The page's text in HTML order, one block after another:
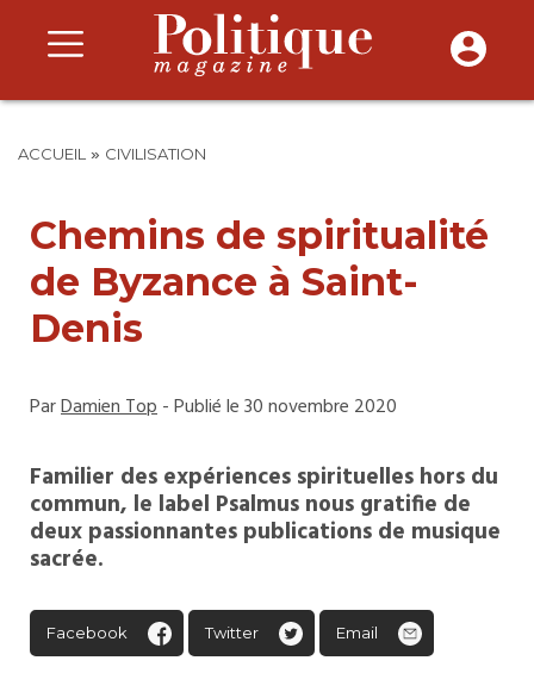
ACCUEIL » CIVILISATION
Chemins de spiritualité
de Byzance à Saint-
Denis
ParDamien Top- Publié le 30 novembre 2020
Familier des expériences spirituelles hors du
commun, le label Psalmus nous gratifie de
deux passionnantes publications de musique
sacrée.
Facebook Twitter Email